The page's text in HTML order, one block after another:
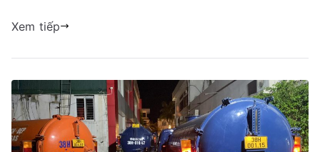
giá
09456
63
222
Xem tiếp